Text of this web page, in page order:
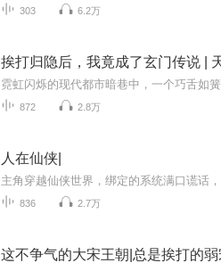
303 6.2万
挨打归隐后，我竟成了玄门传说 |
872 2.8万
人在仙侠|
836 2.7万
这不争气的大宋王朝|总是挨打的